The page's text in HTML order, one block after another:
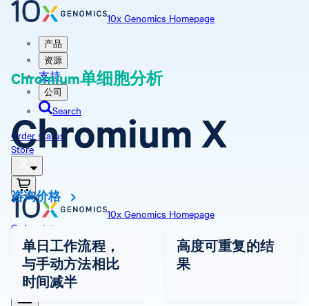
10x Genomics Homepage
产品
资源
支持
公司
Search
Order status
Store
10x Genomics Homepage
Order status
Store
Chromium单细胞分析
Chromium X
咨询价格
单日工作流程，
与手动方法相比
时间减半
高度可重复的结
果